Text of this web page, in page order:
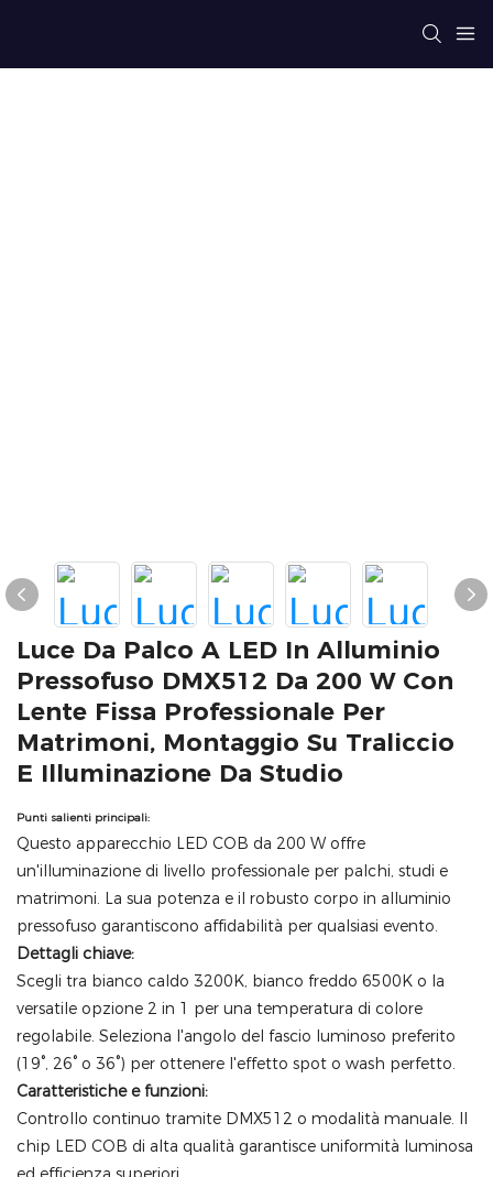
Luce Da Palco A LED In Alluminio
Pressofuso DMX512 Da 200 W Con
Lente Fissa Professionale Per
Matrimoni, Montaggio Su Traliccio
E Illuminazione Da Studio
Punti salienti principali:
Questo apparecchio LED COB da 200 W offre
un'illuminazione di livello professionale per palchi, studi e
matrimoni. La sua potenza e il robusto corpo in alluminio
pressofuso garantiscono affidabilità per qualsiasi evento.
Dettagli chiave:
Scegli tra bianco caldo 3200K, bianco freddo 6500K o la
versatile opzione 2 in 1 per una temperatura di colore
regolabile. Seleziona l'angolo del fascio luminoso preferito
(19°, 26° o 36°) per ottenere l'effetto spot o wash perfetto.
Caratteristiche e funzioni:
Controllo continuo tramite DMX512 o modalità manuale. Il
chip LED COB di alta qualità garantisce uniformità luminosa